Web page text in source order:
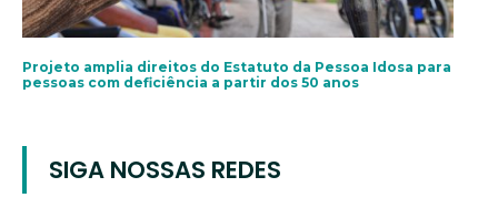
Projeto amplia direitos do Estatuto da Pessoa Idosa para
pessoas com deficiência a partir dos 50 anos
SIGA NOSSAS REDES